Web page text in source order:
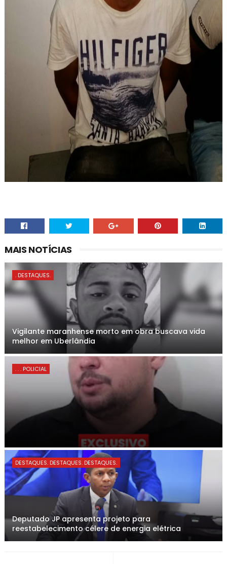
MAIS NOTÍCIAS
. DESTAQUES.
Vigilante maranhense morto em obra buscava vida
melhor em Uberlândia
. . . POLICIAL
DESTAQUES. DESTAQUES. DESTAQUES.
Deputado JP apresenta projeto para
reestabelecimento célere de energia elétrica